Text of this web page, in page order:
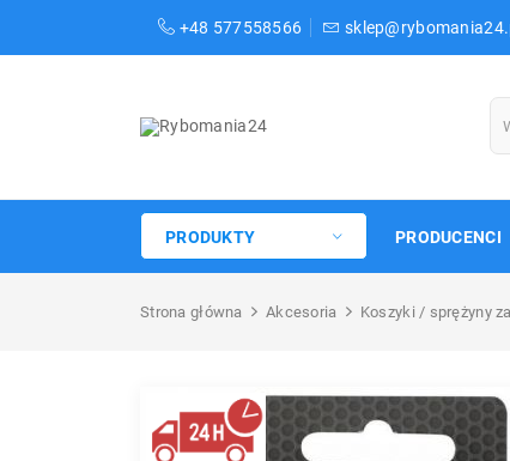
+48 577558566
PRODUKTY PRODUCENCI
Strona główna Akcesoria Koszyki / sprężyny